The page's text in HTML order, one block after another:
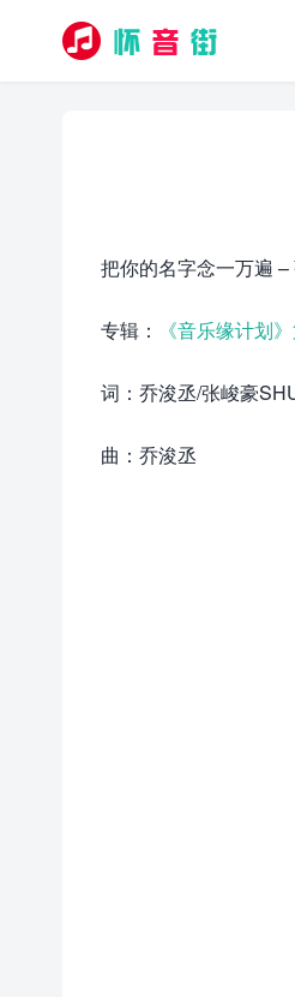
把你的名字念一万遍
专辑： 《音乐缘计划
词：乔浚丞/张峻豪
曲：乔浚丞